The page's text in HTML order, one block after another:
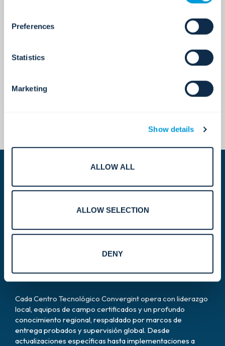
Preferences
Statistics
Marketing
Show details
ALLOW ALL
ALLOW SELECTION
DENY
Aprende más
Información del mundo real para ayudar a los
Entrega en campo.
Un estándar de excelencia.
Cada Centro Tecnológico Convergint opera con liderazgo
local, equipos de campo certificados y un profundo
conocimiento regional, respaldado por marcos de
entrega probados y supervisión global. Desde
actualizaciones específicas hasta implementaciones a